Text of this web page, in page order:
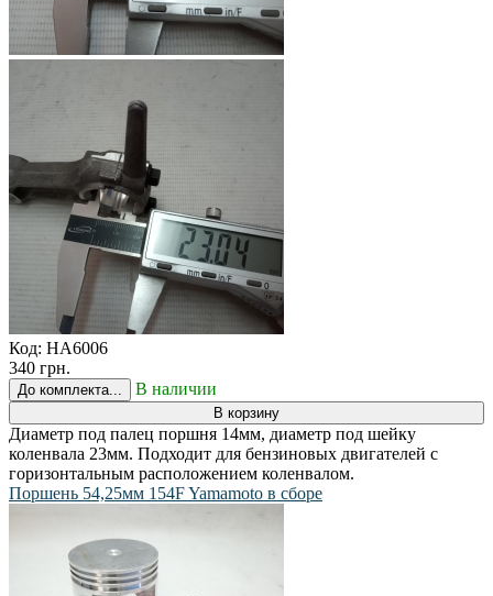
Код: HA6006
340 грн.
До комплекта... В наличии
В корзину
Диаметр под палец поршня 14мм, диаметр под шейку
коленвала 23мм. Подходит для бензиновых двигателей с
горизонтальным расположением коленвалом.
Поршень 54,25мм 154F Yamamoto в сборе